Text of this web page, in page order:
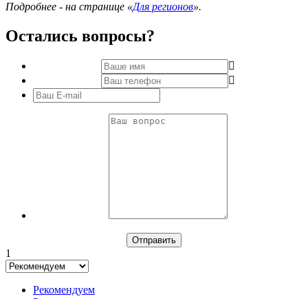
Подробнее - на странице «Для регионов».
Остались вопросы?
1
Рекомендуем